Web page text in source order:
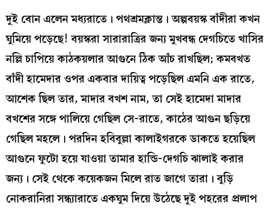
দুই বোন এলেন মধ্যরাতে। পথশ্রমক্লান্ত। অল্পবয়স্ক বাঁদীরা কখন
ঘুমিয়ে পড়েছে! বয়স্করা সারারাত্রির জন্য মুখবন্ধ দেগচিতে খাসির
নল্লি চাপিয়ে কাঠকয়লার আগুনে ঠিক আঁচ রাখছিল; কমবখত
বাঁদী হামেদার ওপর একবার দায়িত্ব পড়েছিল এমনি এক রাতে,
আশেক ছিল তার, মাদার বখশ নাম, তা সেই হামেদা মাদার
বখশের সঙ্গে পালিয়ে গেছিল সে-রাতে, কাঠের আগুন ছড়িয়ে
গেছিল মহলে। পরদিন হবিবুল্লা কালাইগরকে ডাকতে হয়েছিল
আগুনে ফুটো হয়ে যাওয়া তামার হান্ডি-দেগচি ঝালাই করার
জন্য। সেই থেকে কয়েকজন মিলে রাত জাগে তারা। বুড়ি
নোকরানিরা সন্ধ্যারাতে একঘুম দিয়ে উঠেছে দুই পহরের প্রলাপ